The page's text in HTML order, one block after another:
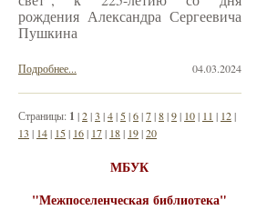
рождения Александра Сергеевича
Пушкина
04.03.2024
Подробнее...
Страницы: 1 |2|3 |4| 5|6|7|8|9| 10| 11 | 12|
13 | 14| 15| 16| 17| 18| 19|20
МБУК
"Межпоселенческая библиотека"